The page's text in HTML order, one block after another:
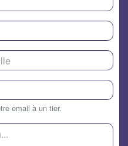
email à un tier.